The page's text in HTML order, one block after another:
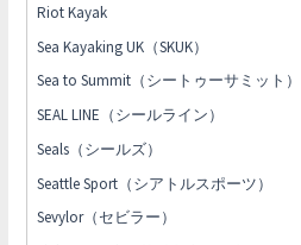
Riot Kayak
Sea Kayaking UK（SKUK）
Sea to Summit（シートゥーサミット）
SEAL LINE（シールライン）
Seals（シールズ）
Seattle Sport（シアトルスポーツ）
Sevylor（セビラー）